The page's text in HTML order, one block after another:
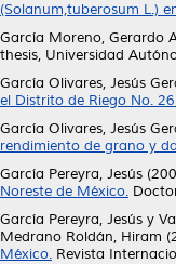
(Solanum,tuberosum L.)
García Moreno, Gerardo
thesis, Universidad
García Olivares, Jesús
el Distrito de Riego No.
García Olivares, Jesús
rendimiento de grano y
García Pereyra, Jesús
Noreste de México.
García Pereyra, Jesús y
Medrano Roldán, Hiram
México. Revista